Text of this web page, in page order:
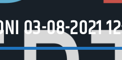
03-08-2021